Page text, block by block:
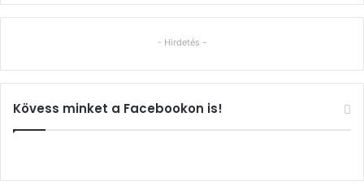
- Hirdetés -
Kövess minket a Facebookon is!